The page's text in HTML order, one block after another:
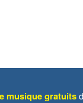
musique gratuits